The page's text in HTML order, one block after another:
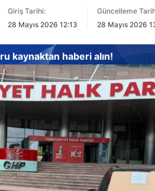
Giriş Tarihi:
28 Mayıs 2026 12:13
Güncelleme
28 Mayıs 2026
kaynaktan haberi alın!